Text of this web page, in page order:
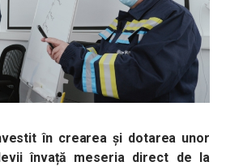
în crearea şi dotarea unor
învață meseria direct de la